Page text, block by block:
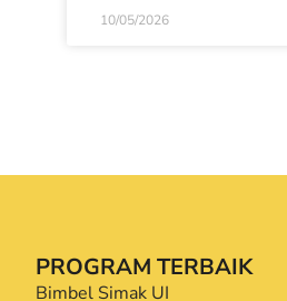
10/05/2026
PROGRAM TERBAIK
Bimbel Simak UI